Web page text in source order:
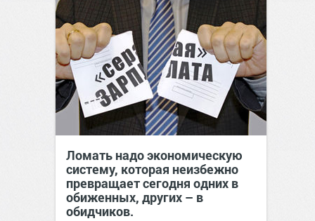
Ломать надо экономическую
систему, которая неизбежно
превращает сегодня одних в
обиженных, других – в
обидчиков.